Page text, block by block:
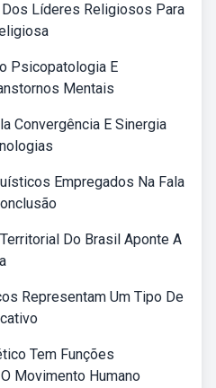
Líderes Religiosos Para
Psicopatologia E
Mentais
Convergência E Sinergia
Empregados Na Fala
Do Brasil Aponte A
Representam Um Tipo De
Tem Funções
Movimento Humano